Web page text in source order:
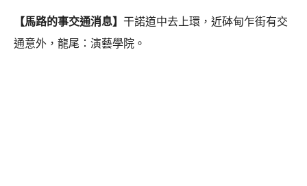
【馬路的事交通消息】 干諾道中去上環，近砵甸乍街有交
通意外，龍尾：演藝學院。